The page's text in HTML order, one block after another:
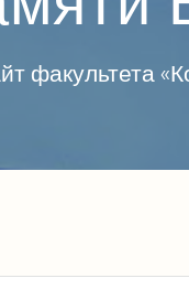
факультета